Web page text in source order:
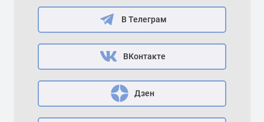
В Телеграм
ВКонтакте
Дзен